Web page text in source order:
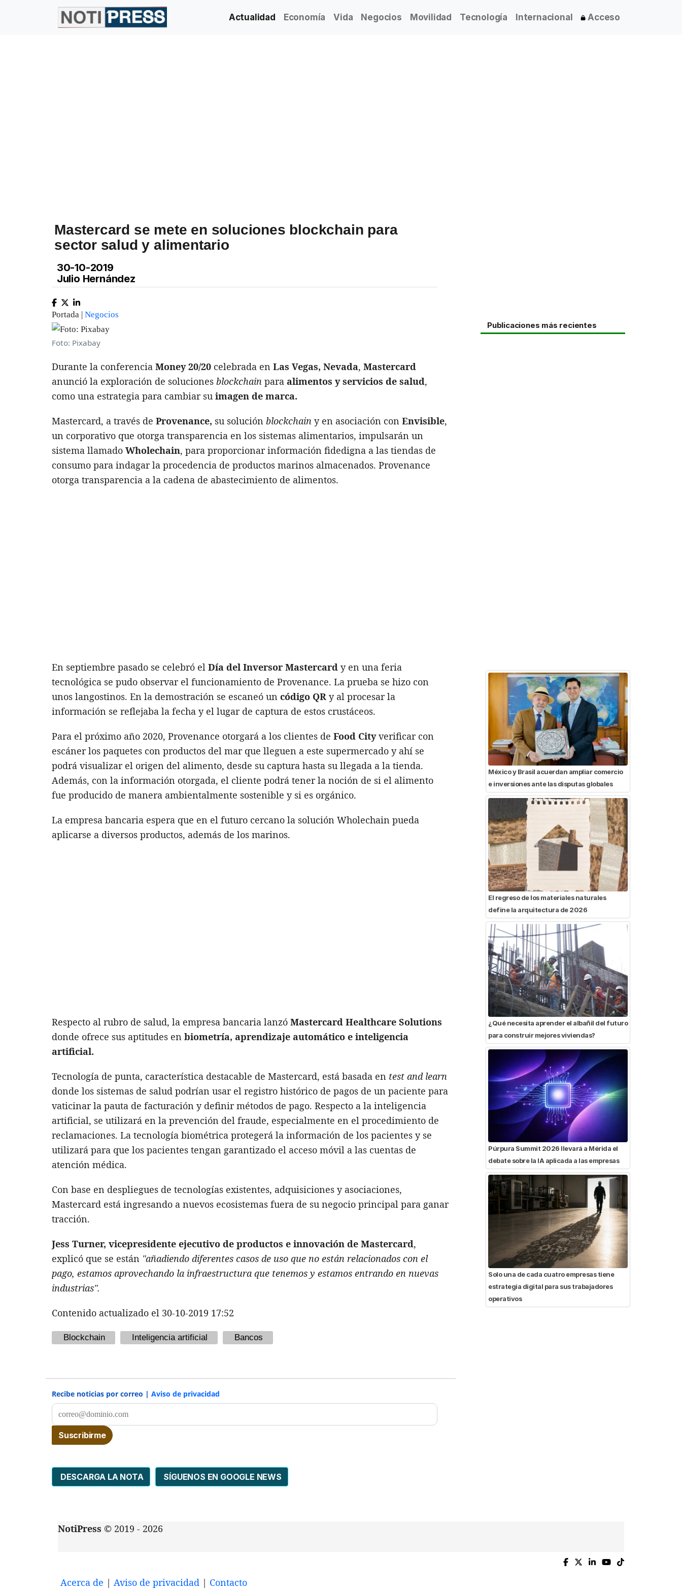
Actualidad Economía Vida Negocios Movilidad Tecnología Internacional Acceso
Mastercard se mete en soluciones blockchain para
sector salud y alimentario
30-10-2019
Julio Hernández
Portada | Negocios
Foto: Pixabay
Durante la conferencia Money 20/20 celebrada en Las Vegas, Nevada, Mastercard
anunció la exploración de soluciones blockchain para alimentos y servicios de salud,
como una estrategia para cambiar su imagen de marca.
Mastercard, a través de Provenance, su solución blockchain y en asociación con Envisible,
un corporativo que otorga transparencia en los sistemas alimentarios, impulsarán un
sistema llamado Wholechain, para proporcionar información fidedigna a las tiendas de
consumo para indagar la procedencia de productos marinos almacenados. Provenance
otorga transparencia a la cadena de abastecimiento de alimentos.
En septiembre pasado se celebró el Día del Inversor Mastercard y en una feria
tecnológica se pudo observar el funcionamiento de Provenance. La prueba se hizo con
unos langostinos. En la demostración se escaneó un código QR y al procesar la
información se reflejaba la fecha y el lugar de captura de estos crustáceos.
Para el próximo año 2020, Provenance otorgará a los clientes de Food Cityverificar con
escáner los paquetes con productos del mar que lleguen a este supermercado y ahí se
podrá visualizar el origen del alimento, desde su captura hasta su llegada a la tienda.
Además, con la información otorgada, el cliente podrá tener la noción de si el alimento
fue producido de manera ambientalmente sostenible y si es orgánico.
La empresa bancaria espera que en el futuro cercano la solución Wholechain pueda
aplicarse a diversos productos, además de los marinos.
Respecto al rubro de salud, la empresa bancaria lanzó Mastercard Healthcare Solutions
donde ofrece sus aptitudes en biometría, aprendizaje automático e inteligencia
artificial.
Tecnología de punta, característica destacable de Mastercard, está basada en test and learn
donde los sistemas de salud podrían usar el registro histórico de pagos de un paciente para
vaticinar la pauta de facturación y definir métodos de pago. Respecto a la inteligencia
artificial, se utilizará en la prevención del fraude, especialmente en el procedimiento de
reclamaciones. La tecnología biométrica protegerá la información de los pacientes y se
utilizará para que los pacientes tengan garantizado el acceso móvil a las cuentas de
atención médica.
Con base en despliegues de tecnologías existentes, adquisiciones y asociaciones,
Mastercard está ingresando a nuevos ecosistemas fuera de su negocio principal para ganar
tracción.
Jess Turner, vicepresidente ejecutivo de productos e innovación de Mastercard,
explicó que se están "añadiendo diferentes casos de uso que no están relacionados con el
pago, estamos aprovechando la infraestructura que tenemos y estamos entrando en nuevas
industrias".
Contenido actualizado el 30-10-2019 17:52
Blockchain Inteligencia artificial Bancos
Recibe noticias por correo | Aviso de privacidad
DESCARGA LA NOTA SÍGUENOS EN GOOGLE NEWS
Publicaciones más recientes
México y Brasil acuerdan ampliar comercio
e inversiones ante las disputas globales
El regreso de los materiales naturales
define la arquitectura de 2026
¿Qué necesita aprender el albañil del futuro
para construir mejores viviendas?
Púrpura Summit 2026 llevará a Mérida el
debate sobre la IA aplicada a las empresas
Solo una de cada cuatro empresas tiene
estrategia digital para sus trabajadores
operativos
NotiPress © 2019 - 2026
Acerca de | Aviso de privacidad | Contacto